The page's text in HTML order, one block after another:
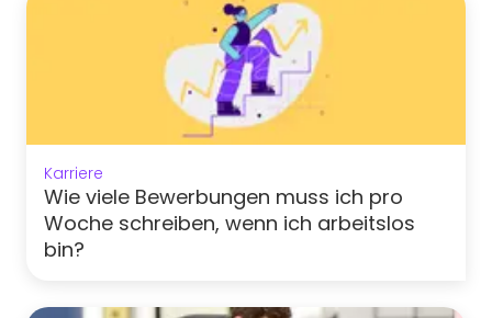
Karriere
Wie viele Bewerbungen muss ich pro
Woche schreiben, wenn ich arbeitslos
bin?